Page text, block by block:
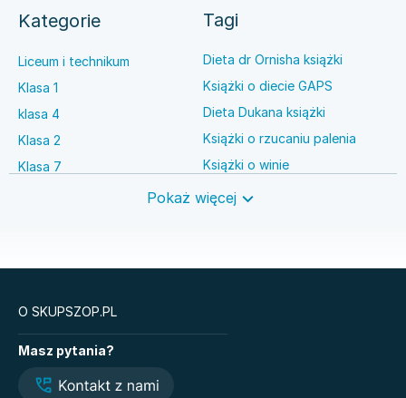
Kategorie
Liceum i technikum
Klasa 1
klasa 4
Klasa 2
Klasa 7
Tagi
Dieta dr Ornisha książki
Książki o diecie GAPS
Dieta Dukana książki
Książki o rzucaniu palenia
Książki o winie
Książki o anestezjologii
Książki
Matematyka. Podręcznik.
Klasa 1. Zakres
podstawowy. Liceum i
Pokaż więcej
O SKUPSZOP.PL
Masz pytania?